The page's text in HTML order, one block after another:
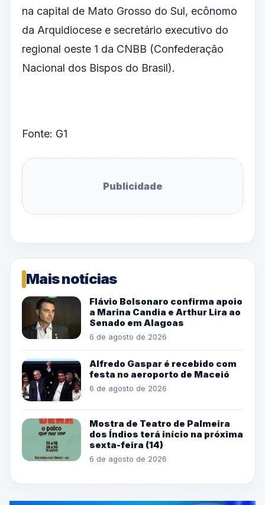
na capital de Mato Grosso do Sul, ecônomo
da Arquidiocese e secretário executivo do
regional oeste 1 da CNBB (Confederação
Nacional dos Bispos do Brasil).
Fonte: G1
Publicidade
Mais notícias
Flávio Bolsonaro confirma apoio
a Marina Candia e Arthur Lira ao
Senado em Alagoas
6 de agosto de 2026
Alfredo Gaspar é recebido com
festa no aeroporto de Maceió
6 de agosto de 2026
Mostra de Teatro de Palmeira
dos Índios terá início na próxima
sexta-feira (14)
6 de agosto de 2026